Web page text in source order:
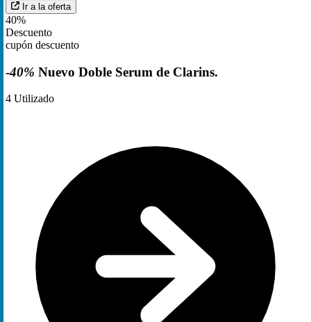
Ir a la oferta
40%
Descuento
cupón descuento
-40% Nuevo Doble Serum de Clarins.
4 Utilizado